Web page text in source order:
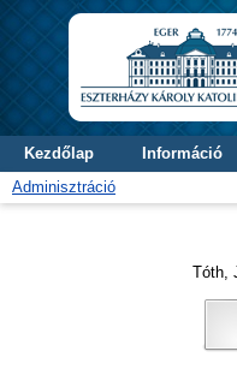
Kezdőlap Információ
Adminisztráció
Tóth,